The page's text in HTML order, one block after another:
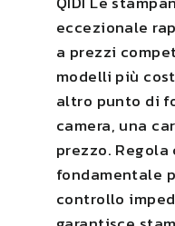
eccezionale
a prezzi
modelli più
altro punto di
camera, una
prezzo.
fondamentale
controllo